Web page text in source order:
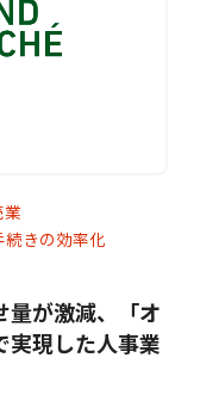
業
きの効率化
量が激減、「オ
実現した人事業